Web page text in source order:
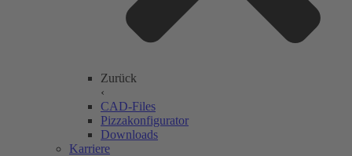
Zurück
‹
CAD-Files
Pizzakonfigurator
Downloads
Karriere